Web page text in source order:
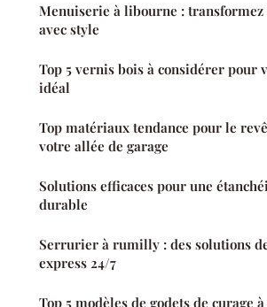
Menuiserie à libourne : transformez
avec style
Top 5 vernis bois à considérer pour
idéal
Top matériaux tendance pour le
votre allée de garage
Solutions efficaces pour une
durable
Serrurier à rumilly : des solutions
express 24/7
Top 5 modèles de godets de curage